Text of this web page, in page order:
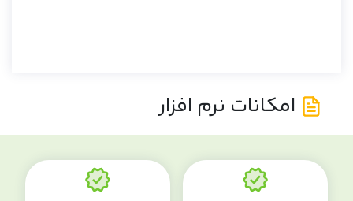
امکانات نرم افزار